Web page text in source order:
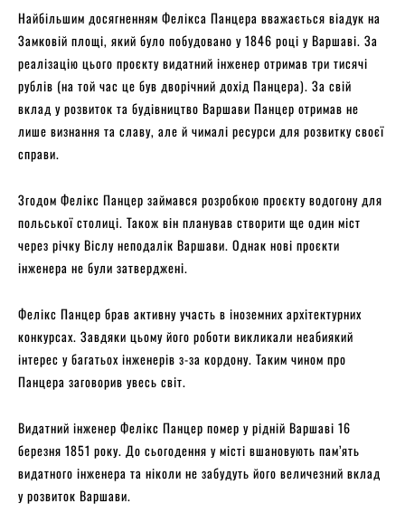
Найбільшим досягненням Фелікса Панцера вважається віадук на
Замковій площі, який було побудовано у 1846 році у Варшаві. За
реалізацію цього проєкту видатний інженер отримав три тисячі
рублів (на той час це був дворічний дохід Панцера). За свій
вклад у розвиток та будівництво Варшави Панцер отримав не
лише визнання та славу, але й чималі ресурси для розвитку своєї
справи.
Згодом Фелікс Панцер займався розробкою проєкту водогону для
польської столиці. Також він планував створити ще один міст
через річку Віслу неподалік Варшави. Однак нові проєкти
інженера не були затверджені.
Фелікс Панцер брав активну участь в іноземних архітектурних
конкурсах. Завдяки цьому його роботи викликали неабиякий
інтерес у багатьох інженерів з-за кордону. Таким чином про
Панцера заговорив увесь світ.
Видатний інженер Фелікс Панцер помер у рідній Варшаві 16
березня 1851 року. До сьогодення у місті вшановують пам’ять
видатного інженера та ніколи не забудуть його величезний вклад
у розвиток Варшави.